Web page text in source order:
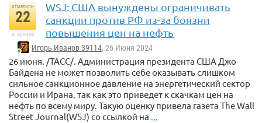
отметили
22
в архиве
WSJ: США вынуждены ограничивать
санкции против РФ из-за боязни
повышения цен на нефть
Игорь Иванов 39114, 26 Июня 2024
26 июня. /ТАСС/. Администрация президента США Джо
Байдена не может позволить себе оказывать слишком
сильное санкционное давление на энергетический сектор
России и Ирана, так как это приведет к скачкам цен на
нефть по всему миру. Такую оценку привела газета The Wall
Street Journal(WSJ) со ссылкой на ...